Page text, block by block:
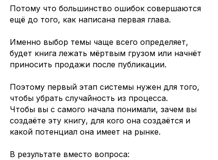
Потому что большинство ошибок совершаются
ещё до того, как написана первая глава.
Именно выбор темы чаще всего определяет,
будет книга лежать мёртвым грузом или начнёт
приносить продажи после публикации.
Поэтому первый этап системы нужен для того,
чтобы убрать случайность из процесса.
Чтобы вы с самого начала понимали, зачем вы
создаёте эту книгу, для кого она создаётся и
какой потенциал она имеет на рынке.
В результате вместо вопроса: